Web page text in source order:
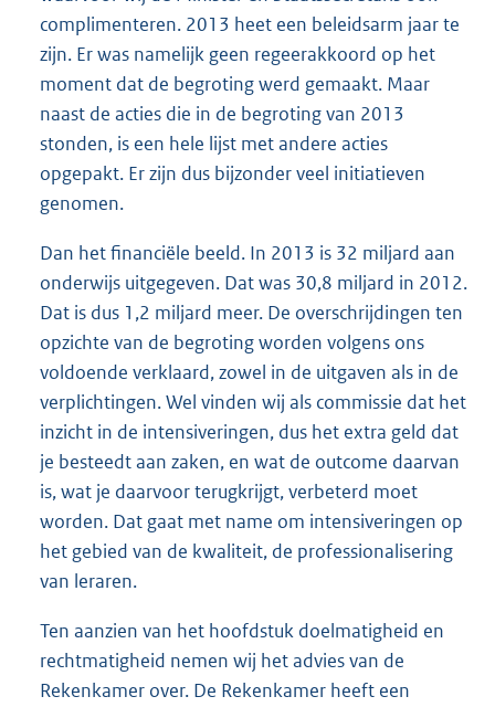
complimenteren. 2013 heet een beleidsarm jaar te
zijn. Er was namelijk geen regeerakkoord op het
moment dat de begroting werd gemaakt. Maar
naast de acties die in de begroting van 2013
stonden, is een hele lijst met andere acties
opgepakt. Er zijn dus bijzonder veel initiatieven
genomen.
Dan het financiële beeld. In 2013 is 32 miljard aan
onderwijs uitgegeven. Dat was 30,8 miljard in 2012.
Dat is dus 1,2 miljard meer. De overschrijdingen ten
opzichte van de begroting worden volgens ons
voldoende verklaard, zowel in de uitgaven als in de
verplichtingen. Wel vinden wij als commissie dat het
inzicht in de intensiveringen, dus het extra geld dat
je besteedt aan zaken, en wat de outcome daarvan
is, wat je daarvoor terugkrijgt, verbeterd moet
worden. Dat gaat met name om intensiveringen op
het gebied van de kwaliteit, de professionalisering
van leraren.
Ten aanzien van het hoofdstuk doelmatigheid en
rechtmatigheid nemen wij het advies van de
Rekenkamer over. De Rekenkamer heeft een